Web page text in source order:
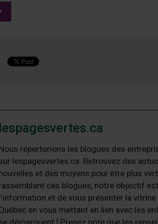
lespagesvertes.ca
répertorions les blogues des
lespagesvertes.ca. Retrouvez des
et des moyens pour être plus
ces blogues, notre objectif
et de vous présenter la
en vous mettant en lien avec les
démarquent ! Prenez note que les